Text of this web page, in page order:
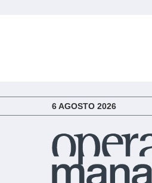
6 AGOSTO 2026